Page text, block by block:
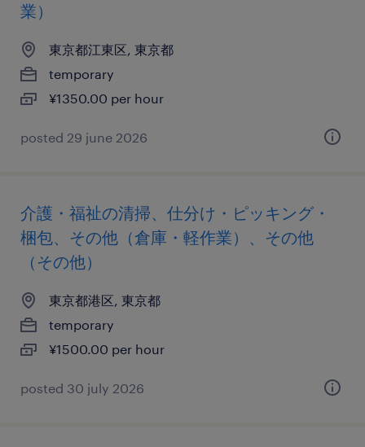
業）
東京都江東区, 東京都
temporary
¥1350.00 per hour
posted 29 june 2026
介護・福祉の清掃、仕分け・ピッキング・
梱包、その他（倉庫・軽作業）、その他
（その他）
東京都港区, 東京都
temporary
¥1500.00 per hour
posted 30 july 2026